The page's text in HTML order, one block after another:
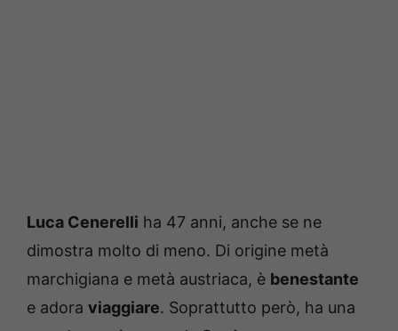
Luca Cenerelli ha 47 anni, anche se ne
dimostra molto di meno. Di origine metà
marchigiana e metà austriaca, è benestante
e adora viaggiare. Soprattutto però, ha una